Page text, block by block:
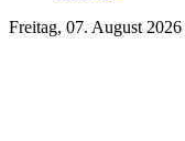
Freitag, 07. August 2026